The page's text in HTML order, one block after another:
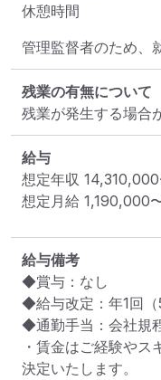
休憩時間
管理監督者のため、
残業の有無について
残業が発生する場合
給与
想定年収 14,310,000
想定月給 1,190,000
給与備考
◆賞与：なし
◆給与改定：年1回（
◆通勤手当：会社規
・賃金はご経験や
決定いたします。